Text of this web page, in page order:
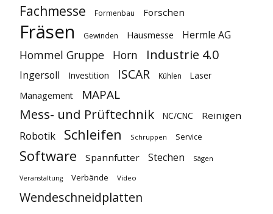
Fachmesse Formenbau Forschen
Fräsen Gewinden Hausmesse Hermle AG
Hommel Gruppe Horn Industrie 4.0
Ingersoll Investition ISCAR Kühlen
Laser
Management
MAPAL
Mess- und Prüftechnik NC/CNC Reinigen
Robotik Schleifen Schruppen Service
Software Spannfutter Stechen Sägen
Veranstaltung Verbände Video
Wendeschneidplatten